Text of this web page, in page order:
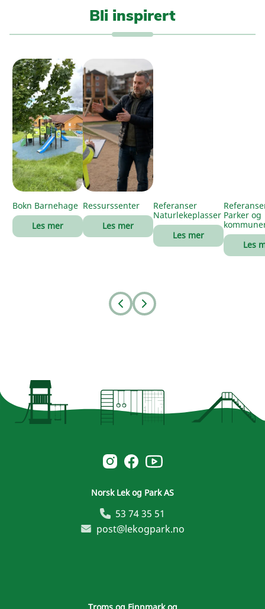
Bli inspirert
Bokn Barnehage
Les mer
Ressurssenter
Les mer
Referanser
Naturlekeplasser
Les mer
Parker og
Les
Prev Next
Norsk Leg & Park instagram
Norsk Leg & Park facebook
Norsk Leg & Park youtube
Norsk Lek og Park AS
53 74 35 51
post@lekogpark.no
Troms og Finnmark og